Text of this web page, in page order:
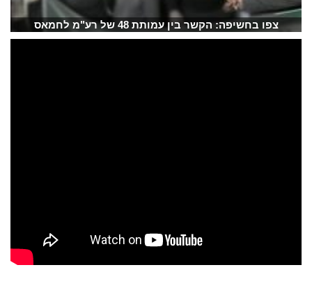
צפו בחשיפה: הקשר בין עמותת 48 של רע"מ לחמאס